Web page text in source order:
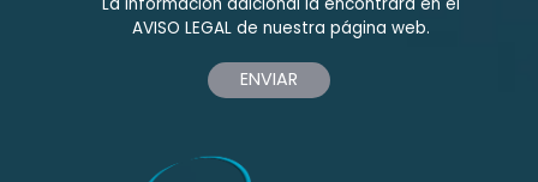
AVISO LEGAL de nuestra página web.
ENVIAR